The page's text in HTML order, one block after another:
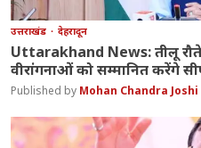
उत्तराखंड देहरादून
Uttarakhand News: तीलू
वीरांगनाओं को सम्मानित करेंगे
Mohan Chandra Joshi